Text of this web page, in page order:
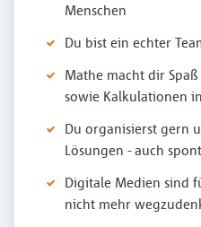
Menschen
Du bist ein echter
Mathe macht dir
sowie Kalkulationen
Du organisierst gern
Lösungen - auch
Digitale Medien sind
nicht mehr